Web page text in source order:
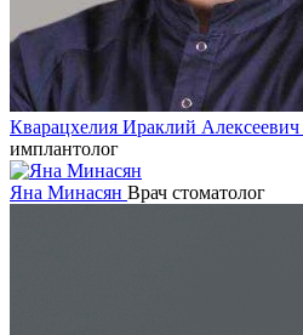
Кварацхелия Ираклий Алексеевич
имплантолог
Яна Минасян Врач стоматолог